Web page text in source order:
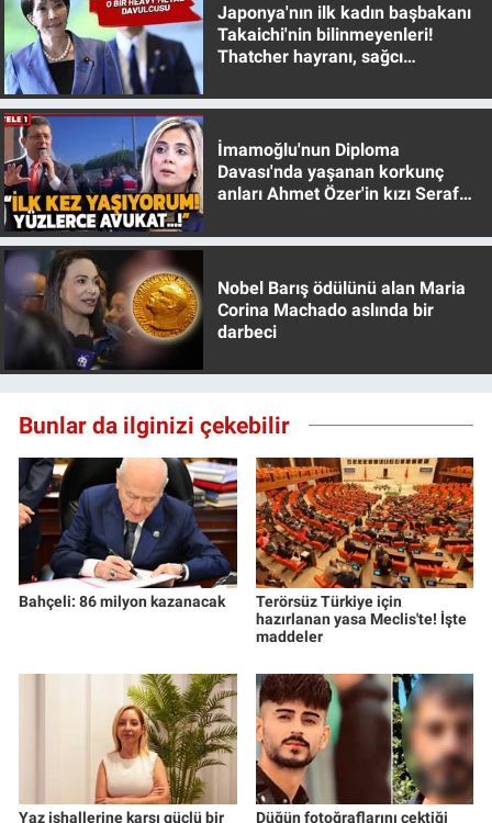
Japonya'nın ilk kadın başbakanı
Takaichi'nin bilinmeyenleri!
Thatcher hayranı, sağcı
İmamoğlu'nun Diploma
Davası'nda yaşanan korkunç
anları Ahmet Özer'in kızı Seraf
Nobel Barış ödülünü alan Maria
Corina Machado aslında bir
darbeci
Bunlar da ilginizi çekebilir
Bahçeli: 86 milyon kazanacak
Terörsüz Türkiye için
hazırlanan yasa Meclis'te! İşte
maddeler
Yaz ishallerine karşı güçlü bir Düğün fotoğraflarını çektiği